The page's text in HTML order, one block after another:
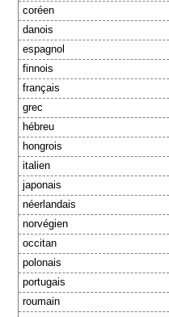
coréen
danois
espagnol
finnois
français
grec
hébreu
hongrois
italien
japonais
néerlandais
norvégien
occitan
polonais
portugais
roumain